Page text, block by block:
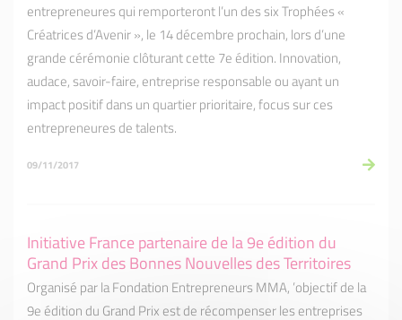
entrepreneures qui remporteront l’un des six Trophées «
Créatrices d’Avenir », le 14 décembre prochain, lors d’une
grande cérémonie clôturant cette 7e édition. Innovation,
audace, savoir-faire, entreprise responsable ou ayant un
impact positif dans un quartier prioritaire, focus sur ces
entrepreneures de talents.
09/11/2017
Initiative France partenaire de la 9e édition du
Grand Prix des Bonnes Nouvelles des Territoires
Organisé par la Fondation Entrepreneurs MMA, ’objectif de la
9e édition du Grand Prix est de récompenser les entreprises